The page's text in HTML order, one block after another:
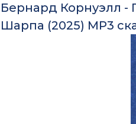
Бернард Корнуэлл
Шарпа (2025) MP3